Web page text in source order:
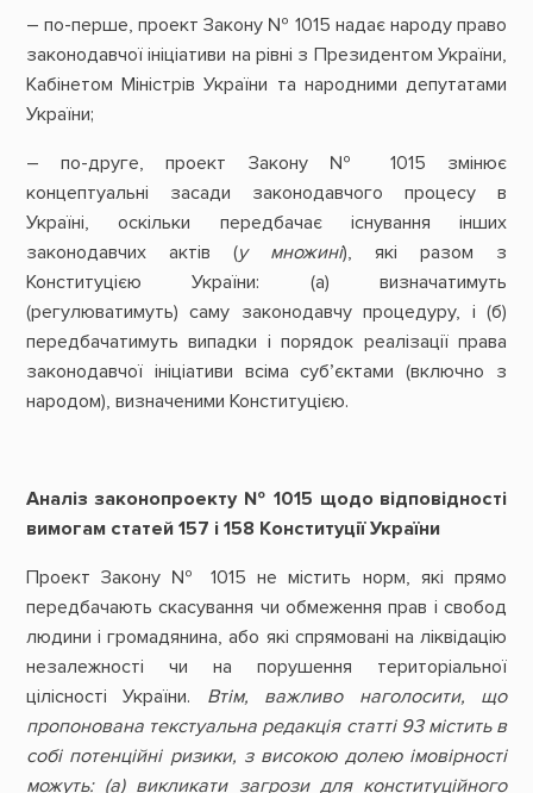
– по-перше, проект Закону № 1015 надає народу право
законодавчої ініціативи на рівні з Президентом України,
Кабінетом Міністрів України та народними депутатами
України;
– по-друге, проект Закону № 1015 змінює
концептуальні засади законодавчого процесу в
Україні, оскільки передбачає існування інших
законодавчих актів (у множині), які разом з
Конституцією України: (а) визначатимуть
(регулюватимуть) саму законодавчу процедуру, і (б)
передбачатимуть випадки і порядок реалізації права
законодавчої ініціативи всіма суб’єктами (включно з
народом), визначеними Конституцією.
Аналіз законопроекту № 1015 щодо відповідності
вимогам статей 157 і 158 Конституції України
Проект Закону № 1015 не містить норм, які прямо
передбачають скасування чи обмеження прав і свобод
людини і громадянина, або які спрямовані на ліквідацію
незалежності чи на порушення територіальної
цілісності України. Втім, важливо наголосити, що
пропонована текстуальна редакція статті 93 містить в
собі потенційні ризики, з високою долею імовірності
можуть: (а) викликати загрози для конституційного